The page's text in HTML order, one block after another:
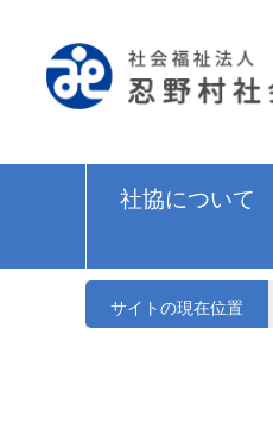
社協について
サイトの現在位置